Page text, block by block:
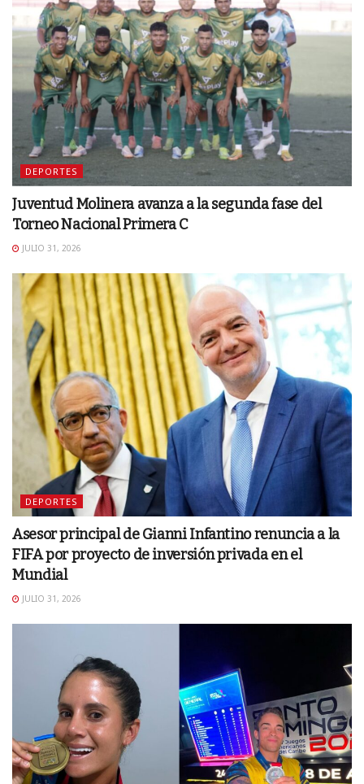
DEPORTES
Juventud Molinera avanza a la segunda fase del
Torneo Nacional Primera C
JULIO 31, 2026
DEPORTES
Asesor principal de Gianni Infantino renuncia a la
FIFA por proyecto de inversión privada en el
Mundial
JULIO 31, 2026